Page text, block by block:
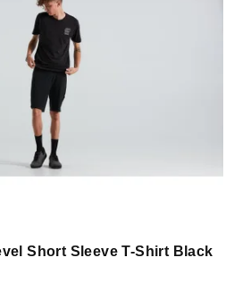
Short Sleeve T-Shirt Black